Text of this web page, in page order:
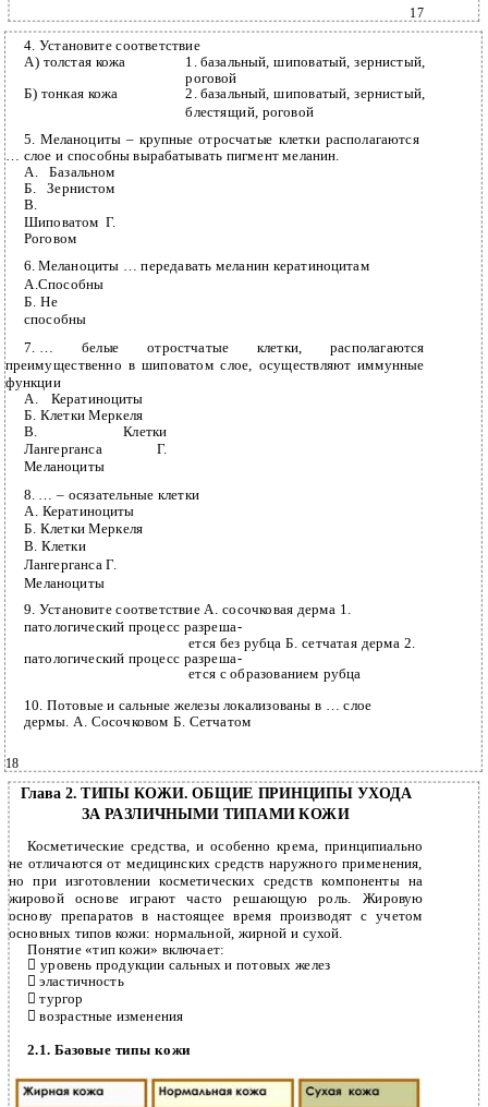
17
4. Установите соответствие
А) толстая кожа 1. базальный, шиповатый, зернистый,
роговой
Б) тонкая кожа 2. базальный, шиповатый, зернистый,
блестящий, роговой
5. Меланоциты – крупные отросчатые клетки располагаются
… слое и способны вырабатывать пигмент меланин.
А. Базальном
Б. Зернистом
В.
Шиповатом Г.
Роговом
6. Меланоциты … передавать меланин кератиноцитам
А.Способны
Б. Не
способны
7. … белые отростчатые клетки, располагаются
преимущественно в шиповатом слое, осуществляют иммунные
функции
А. Кератиноциты
Б. Клетки Меркеля
В. Клетки
Лангерганса Г.
Меланоциты
8. … – осязательные клетки
А. Кератиноциты
Б. Клетки Меркеля
В. Клетки
Лангерганса Г.
Меланоциты
9. Установите соответствие А. сосочковая дерма 1.
патологический процесс разреша-
ется без рубца Б. сетчатая дерма 2.
патологический процесс разреша-
ется с образованием рубца
10. Потовые и сальные железы локализованы в … слое
дермы. А. Сосочковом Б. Сетчатом
18
Глава 2. ТИПЫ КОЖИ. ОБЩИЕ ПРИНЦИПЫ УХОДА
ЗА РАЗЛИЧНЫМИ ТИПАМИ КОЖИ
Косметические средства, и особенно крема, принципиально
не отличаются от медицинских средств наружного применения,
но при изготовлении косметических средств компоненты на
жировой основе играют часто решающую роль. Жировую
основу препаратов в настоящее время производят с учетом
основных типов кожи: нормальной, жирной и сухой.
Понятие «тип кожи» включает:
 уровень продукции сальных и потовых желез
 эластичность
 тургор
 возрастные изменения
2.1. Базовые типы кожи